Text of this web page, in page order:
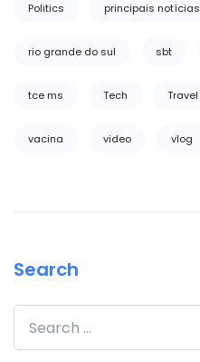
Politics principais notícias
rio grande do sul sbt
tce ms Tech Travel
vacina video vlog
Search
Search for: